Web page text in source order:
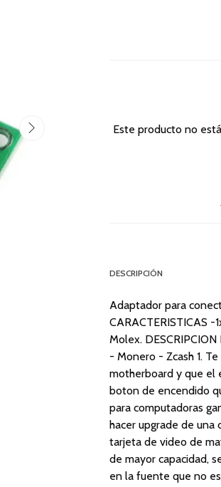
Este producto no
DESCRIPCIÓN
Adaptador para
CARACTERISTICAS
Molex.
- Monero - Zcash 1.
motherboard y que el
boton de encendido
para computadoras
hacer upgrade de una
tarjeta de video de
de mayor capacidad,
en la fuente que no